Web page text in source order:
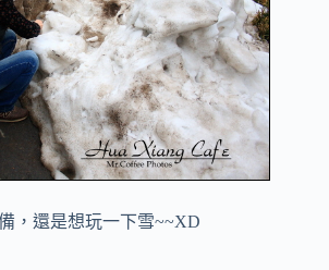
，還是想玩一下雪~~XD